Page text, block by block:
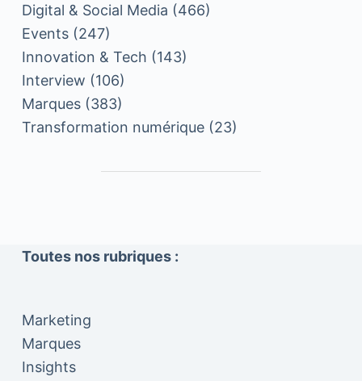
Digital & Social Media (466)
Events(247)
Innovation & Tech (143)
Interview (106)
Marques(383)
Transformation numérique(23)
Toutes nos rubriques :
Marketing
Marques
Insights